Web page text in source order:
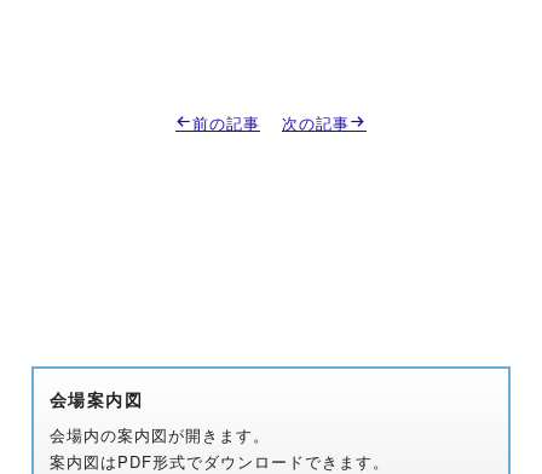
会場案内図
会場内の案内図が開きます。
案内図はPDF形式でダウンロードできます。
前の記事 次の記事